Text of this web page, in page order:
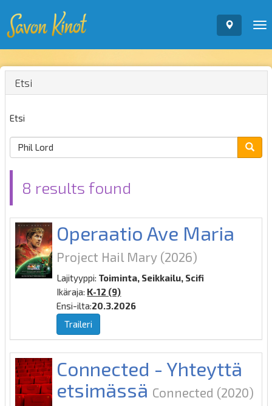
Etsi
Etsi
8 results found
Operaatio Ave Maria
Project Hail Mary (2026)
Lajityyppi: Toiminta, Seikkailu, Scifi
Ikäraja: K-12 (9)
Ensi-ilta:20.3.2026
Traileri
Connected - Yhteyttä
etsimässä Connected (2020)